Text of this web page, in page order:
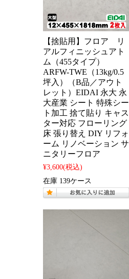
【捨貼用】フロア リ
アルフィニッシュアト
ム（455タイプ）
ARFW-TWE（13kg/0.5
坪入）（B品／アウト
レット）EIDAI 永大 永
大産業 シート 特殊シー
ト加工 捨て貼り キャス
ター対応 フローリング
床 張り替え DIY リフォ
ーム リノベーション サ
ニタリーフロア
¥3,600(税込)
在庫 139ケース